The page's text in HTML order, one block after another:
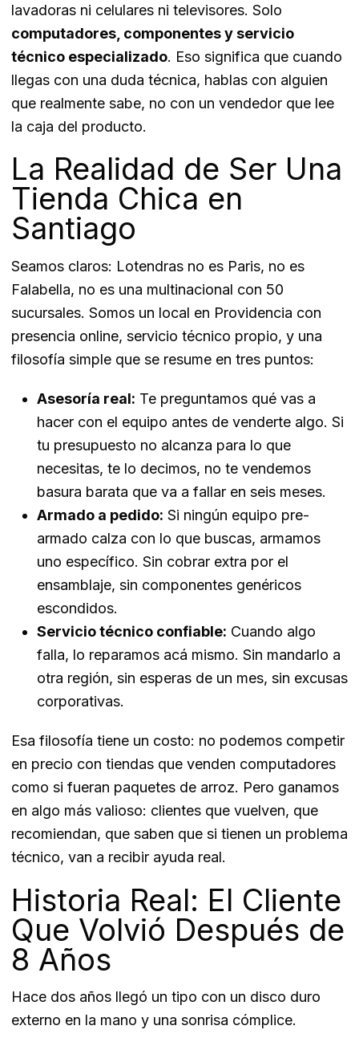
lavadoras ni celulares ni televisores. Solo
computadores, componentes y servicio
técnico especializado. Eso significa que cuando
llegas con una duda técnica, hablas con alguien
que realmente sabe, no con un vendedor que lee
la caja del producto.
La Realidad de Ser Una
Tienda Chica en
Santiago
Seamos claros: Lotendras no es Paris, no es
Falabella, no es una multinacional con 50
sucursales. Somos un local en Providencia con
presencia online, servicio técnico propio, y una
filosofía simple que se resume en tres puntos:
Asesoría real: Te preguntamos qué vas a
hacer con el equipo antes de venderte algo. Si
tu presupuesto no alcanza para lo que
necesitas, te lo decimos, no te vendemos
basura barata que va a fallar en seis meses.
Armado a pedido: Si ningún equipo pre-
armado calza con lo que buscas, armamos
uno específico. Sin cobrar extra por el
ensamblaje, sin componentes genéricos
escondidos.
Servicio técnico confiable: Cuando algo
falla, lo reparamos acá mismo. Sin mandarlo a
otra región, sin esperas de un mes, sin excusas
corporativas.
Esa filosofía tiene un costo: no podemos competir
en precio con tiendas que venden computadores
como si fueran paquetes de arroz. Pero ganamos
en algo más valioso: clientes que vuelven, que
recomiendan, que saben que si tienen un problema
técnico, van a recibir ayuda real.
Historia Real: El Cliente
Que Volvió Después de
8 Años
Hace dos años llegó un tipo con un disco duro
externo en la mano y una sonrisa cómplice.